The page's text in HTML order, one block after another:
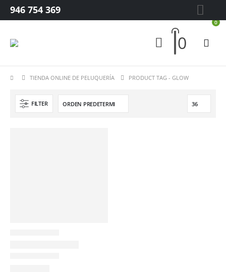
946 754 369
0
0
TIENDA ONLINE DE PELUQUERÍA PRODUCT TAG -GLOW
FILTER